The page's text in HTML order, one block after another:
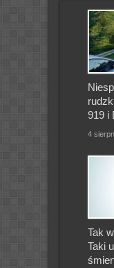
919 i
4
Tak
Taki